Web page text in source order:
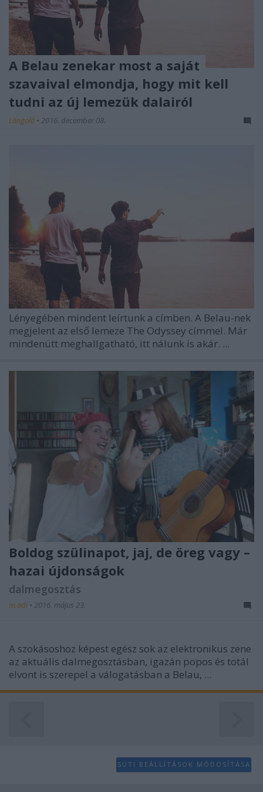
A Belau zenekar most a saját
szavaival elmondja, hogy mit kell
tudni az új lemezük dalairól
Lángoló • 2016. december 08.
Lényegében mindent leírtunk a címben. A Belau-nek
megjelent az első lemeze The Odyssey címmel. Már
mindenütt meghallgatható, itt nálunk is akár. ...
Boldog szülinapot, jaj, de öreg vagy –
hazai újdonságok
dalmegosztás
m.adi • 2016. május 23.
A szokásoshoz képest egész sok az elektronikus zene
az aktuális dalmegosztásban, igazán popos és totál
elvont is szerepel a válogatásban a Belau, ...
SÜTI BEÁLLÍTÁSOK MÓDOSÍTÁSA